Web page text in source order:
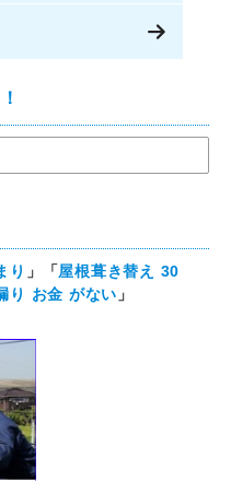
り 」「屋根葺き替え 30
り お金 がない 」